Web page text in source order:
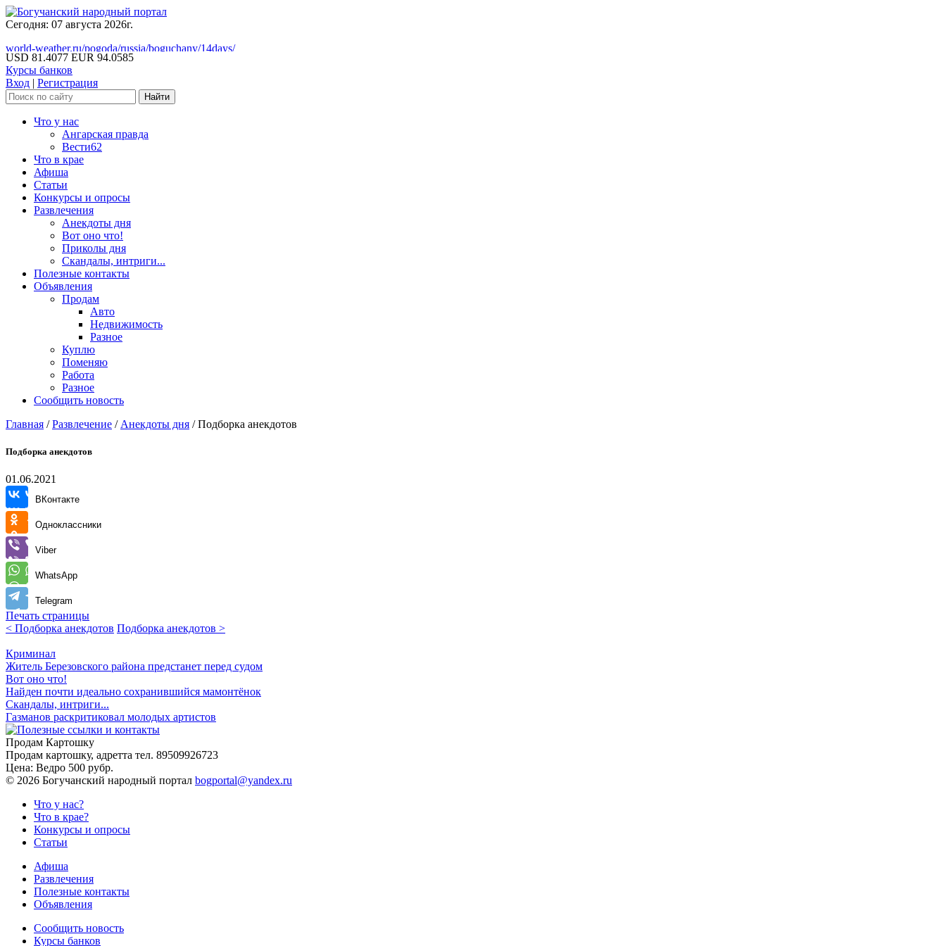
Сегодня: 07 августа 2026г.
world-weather.ru/pogoda/russia/boguchany/14days/
USD 81.4077 EUR 94.0585
Курсы банков
Вход | Регистрация
Что у нас
Ангарская правда
Вести62
Что в крае
Афиша
Статьи
Конкурсы и опросы
Развлечения
Анекдоты дня
Вот оно что!
Приколы дня
Скандалы, интриги...
Полезные контакты
Объявления
Продам
Авто
Недвижимость
Разное
Куплю
Поменяю
Работа
Разное
Сообщить новость
Главная /Развлечение / Анекдоты дня /Подборка анекдотов
Подборка анекдотов
01.06.2021
ВКонтакте
Одноклассники
Viber
WhatsApp
Telegram
Печать страницы
< Подборка анекдотов Подборка анекдотов >
Криминал
Житель Березовского района предстанет перед судом
Вот оно что!
Найден почти идеально сохранившийся мамонтёнок
Скандалы, интриги...
Газманов раскритиковал молодых артистов
Продам Картошку
Продам картошку, адретта тел. 89509926723
Цена: Ведро 500 рубр.
© 2026 Богучанский народный портал bogportal@yandex.ru
Что у нас?
Что в крае?
Конкурсы и опросы
Статьи
Афиша
Развлечения
Полезные контакты
Объявления
Сообщить новость
Курсы банков